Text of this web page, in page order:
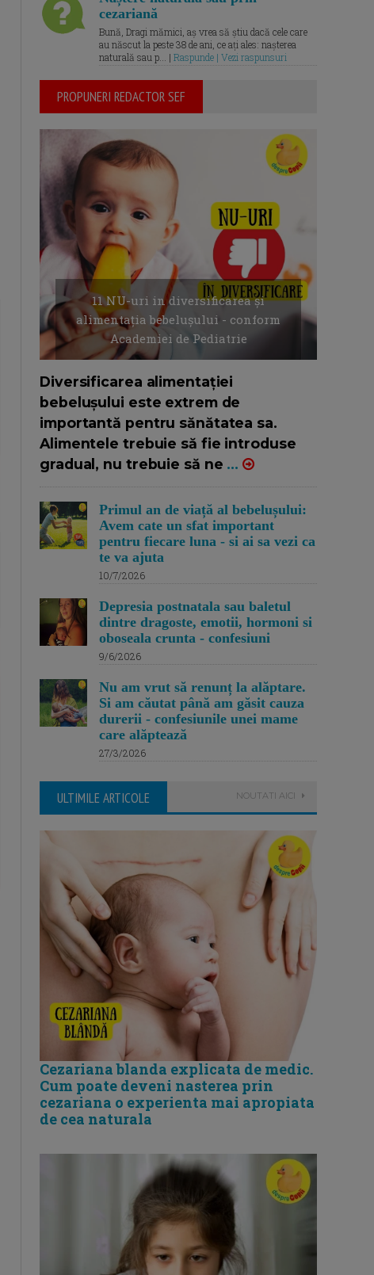
cezariană
Bună, Dragi mămici, aș vrea să știu dacă cele care
au născut la peste 38 de ani, ce ați ales: nașterea
naturală sau p... | Raspunde | Vezi raspunsuri
PROPUNERI REDACTOR SEF
11 NU-uri in diversificarea și
alimentația bebelușului - conform
Academiei de Pediatrie
Diversificarea alimentației
bebelușului este extrem de
importantă pentru sănătatea sa.
Alimentele trebuie să fie introduse
gradual, nu trebuie să ne ...
Primul an de viață al bebelușului:
Avem cate un sfat important
pentru fiecare luna - si ai sa vezi ca
te va ajuta
10/7/2026
Depresia postnatala sau baletul
dintre dragoste, emotii, hormoni si
oboseala crunta - confesiuni
9/6/2026
Nu am vrut să renunț la alăptare.
Si am căutat până am găsit cauza
durerii - confesiunile unei mame
care alăptează
27/3/2026
ULTIMILE ARTICOLE NOUTATI AICI
Cezariana blanda explicata de medic.
Cum poate deveni nasterea prin
cezariana o experienta mai apropiata
de cea naturala